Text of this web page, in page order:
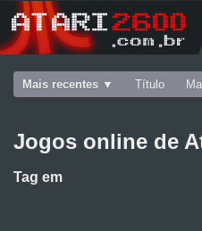
Mais recentes Título
Jogos online de
Tag em